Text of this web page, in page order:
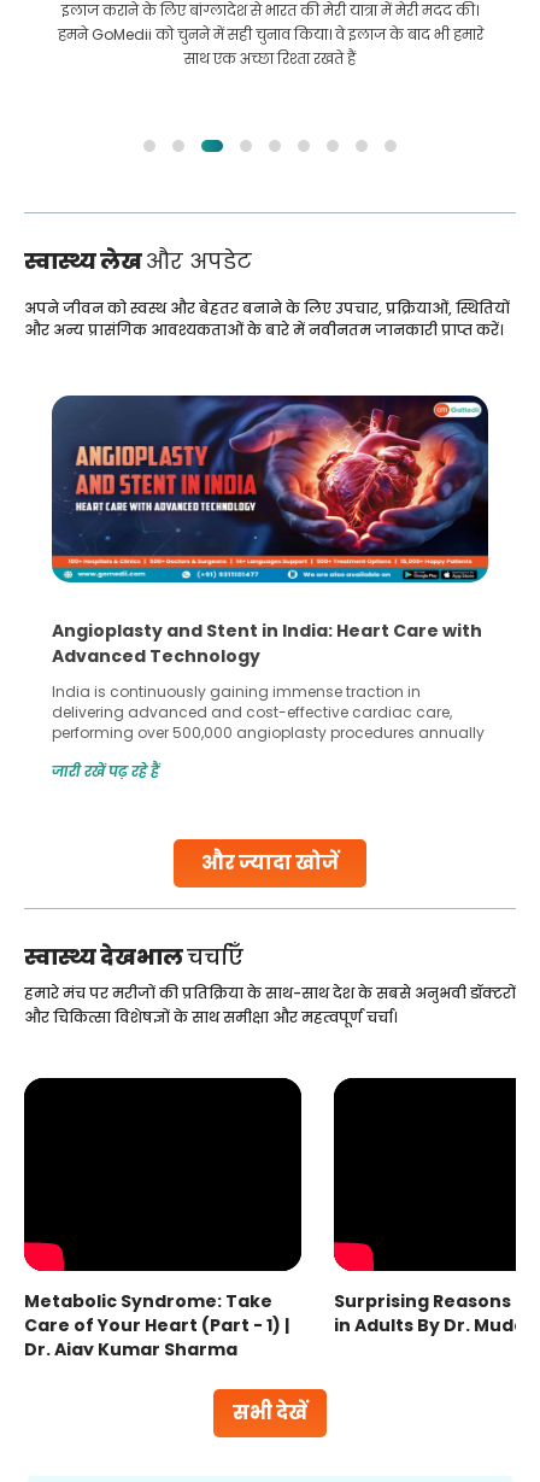
इलाज कराने के लिए बांग्लादेश से भारत की मेरी यात्रा में मेरी मदद की।
हमने GoMedii को चुनने में सही चुनाव किया। वे इलाज के बाद भी हमारे
साथ एक अच्छा रिश्ता रखते हैं
स्वास्थ्य लेखऔर अपडेट
और ज्यादा खोजें
अपने जीवन को स्वस्थ और बेहतर बनाने के लिए उपचार, प्रक्रियाओं, स्थितियों
और अन्य प्रासंगिक आवश्यकताओं के बारे में नवीनतम जानकारी प्राप्त करें।
5 Essential Steps for Effective Human Sperm
Collection and Processing Methods
Human sperm collection and processing are critical steps
in advanced reproductive techniques like In Vitro
Fertilization (IVF) and intrauterine insemination (IUI). These
challenges and help couples achieve their dream of
collected, they process the
जारी रखें पढ़ रहे हैं
स्वास्थ्य देखभालचर्चाएँ
सभी देखें
हमारे मंच पर मरीजों की प्रतिक्रिया के साथ-साथ देश के सबसे अनुभवी डॉक्टरों
और चिकित्सा विशेषज्ञों के साथ समीक्षा और महत्वपूर्ण चर्चा।
Metabolic Syndrome: Take
Care of Your Heart (Part - 1) |
Dr. Ajay Kumar Sharma
Surprising Reasons
in Adults By Dr.